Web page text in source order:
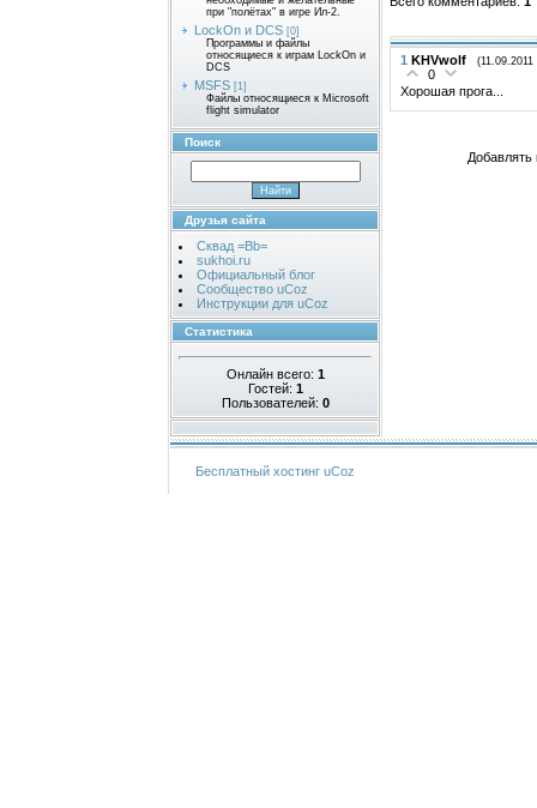
при "полётах" в игре Ил-2.
LockOn и DCS [0]
Программы и файлы
относящиеся к играм LockOn и
DCS
MSFS [1]
Файлы относящиеся к Microsoft
flight simulator
Поиск
Друзья сайта
Сквад =Bb=
sukhoi.ru
Официальный блог
Сообщество uCoz
Инструкции для uCoz
Статистика
Онлайн всего: 1
Гостей: 1
Пользователей: 0
1 KHVwolf (11.09.2011
0
Хорошая прога...
Добавлять
Бесплатный хостинг uCoz